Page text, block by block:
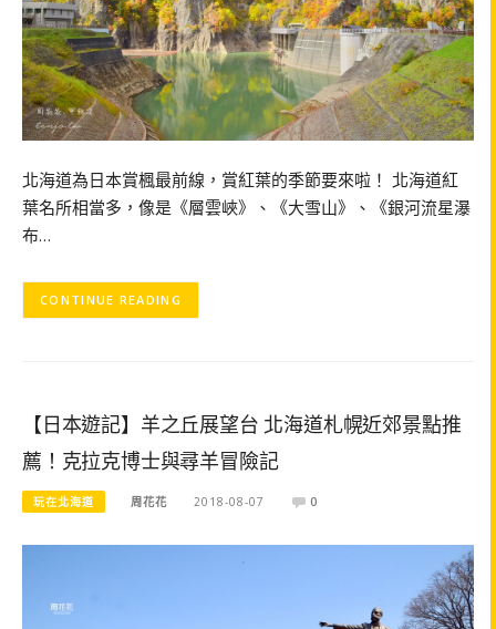
北海道為日本賞楓最前線，賞紅葉的季節要來啦！ 北海道紅
葉名所相當多，像是《層雲峽》、《大雪山》、《銀河流星瀑
布…
CONTINUE READING
【日本遊記】羊之丘展望台 北海道札幌近郊景點推
薦！克拉克博士與尋羊冒險記
玩在北海道 周花花 2018-08-07 0